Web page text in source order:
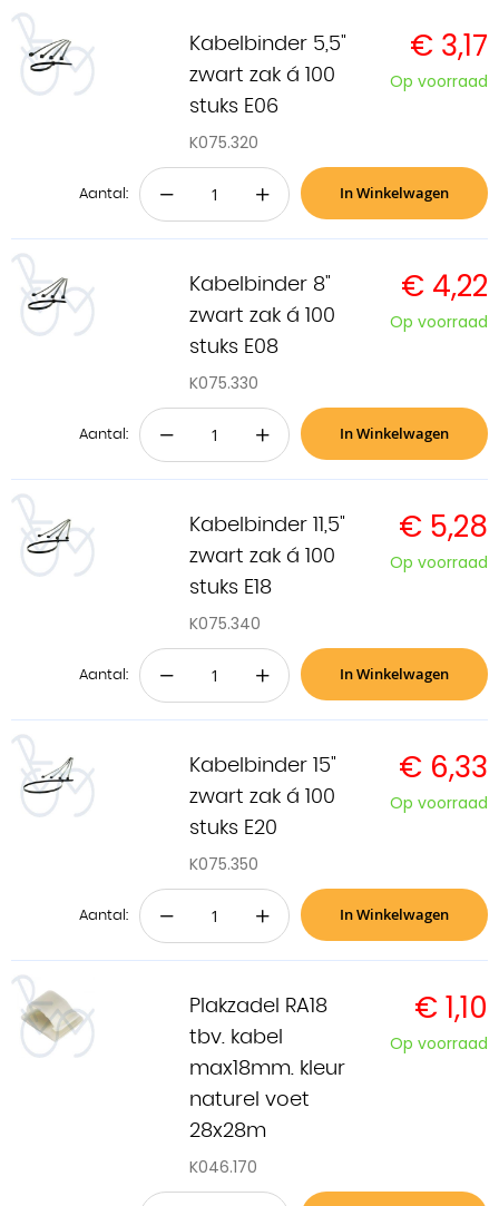
Kabelbinder 5,5"
zwart zak á 100
stuks E06
K075.320
€ 3,17
Op voorraad
Aantal: − + In Winkelwagen
Kabelbinder 8"
zwart zak á 100
stuks E08
K075.330
€ 4,22
Op voorraad
Aantal: − + In Winkelwagen
Kabelbinder 11,5"
zwart zak á 100
stuks E18
K075.340
€ 5,28
Op voorraad
Aantal: − + In Winkelwagen
Kabelbinder 15"
zwart zak á 100
stuks E20
K075.350
€ 6,33
Op voorraad
Aantal: − + In Winkelwagen
Plakzadel RA18
tbv. kabel
max18mm. kleur
naturel voet
28x28m
K046.170
€ 1,10
Op voorraad